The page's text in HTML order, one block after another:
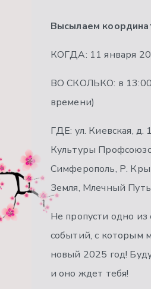
Высылаем
КОГДА: 11 января
ВО СКОЛЬКО: в
времени)
ГДЕ: ул. Киевская,
Культуры
Симферополь, Р.
Земля, Млечный Путь
Не пропусти одно
событий, с которым
новый 2025 год!
и оно ждет тебя!